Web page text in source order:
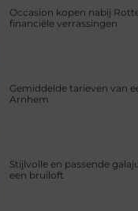
Occasion kopen nabij
financiële verrassingen
Gemiddelde tarieven van
Arnhem
Stijlvolle en passende
een bruiloft